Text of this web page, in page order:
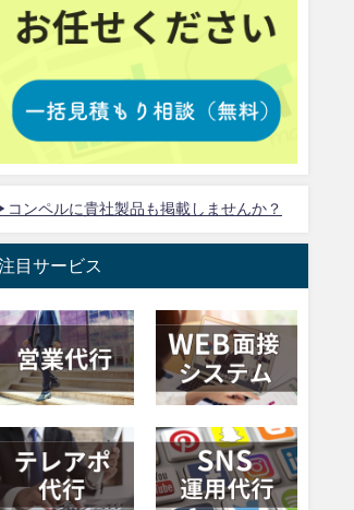
コンペルに貴社製品も掲載しませんか？
目サービス